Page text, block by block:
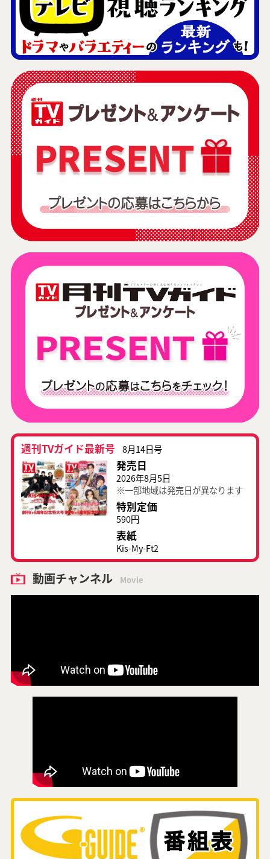
週刊TVガイド最新号 8月14日号
発売日
2026年8月5日
※一部地域は発売日が異なります
特別定価
590円
表紙
Kis-My-Ft2
動画チャンネル Movie